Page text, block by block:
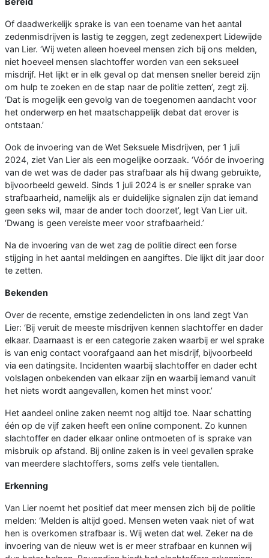
Of daadwerkelijk sprake is van een toename van het aantal
zedenmisdrijven is lastig te zeggen, zegt zedenexpert Lidewijde
van Lier. ‘Wij weten alleen hoeveel mensen zich bij ons melden,
niet hoeveel mensen slachtoffer worden van een seksueel
misdrijf. Het lijkt er in elk geval op dat mensen sneller bereid zijn
om hulp te zoeken en de stap naar de politie zetten’, zegt zij.
‘Dat is mogelijk een gevolg van de toegenomen aandacht voor
het onderwerp en het maatschappelijk debat dat erover is
ontstaan.’
Ook de invoering van de Wet Seksuele Misdrijven, per 1 juli
2024, ziet Van Lier als een mogelijke oorzaak. ‘Vóór de invoering
van de wet was de dader pas strafbaar als hij dwang gebruikte,
bijvoorbeeld geweld. Sinds 1 juli 2024 is er sneller sprake van
strafbaarheid, namelijk als er duidelijke signalen zijn dat iemand
geen seks wil, maar de ander toch doorzet’, legt Van Lier uit.
‘Dwang is geen vereiste meer voor strafbaarheid.’
Na de invoering van de wet zag de politie direct een forse
stijging in het aantal meldingen en aangiftes. Die lijkt dit jaar door
te zetten.
Bekenden
Over de recente, ernstige zedendelicten in ons land zegt Van
Lier: ‘Bij veruit de meeste misdrijven kennen slachtoffer en dader
elkaar. Daarnaast is er een categorie zaken waarbij er wel sprake
is van enig contact voorafgaand aan het misdrijf, bijvoorbeeld
via een datingsite. Incidenten waarbij slachtoffer en dader echt
volslagen onbekenden van elkaar zijn en waarbij iemand vanuit
het niets wordt aangevallen, komen het minst voor.’
Het aandeel online zaken neemt nog altijd toe. Naar schatting
één op de vijf zaken heeft een online component. Zo kunnen
slachtoffer en dader elkaar online ontmoeten of is sprake van
misbruik op afstand. Bij online zaken is in veel gevallen sprake
van meerdere slachtoffers, soms zelfs vele tientallen.
Erkenning
Van Lier noemt het positief dat meer mensen zich bij de politie
melden: ‘Melden is altijd goed. Mensen weten vaak niet of wat
hen is overkomen strafbaar is. Wij weten dat wel. Zeker na de
invoering van de nieuw wet is er meer strafbaar en kunnen wij